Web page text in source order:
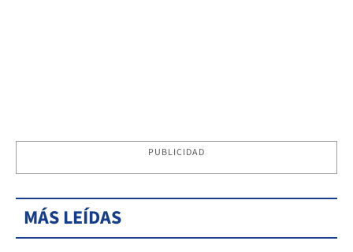
PUBLICIDAD
MÁS LEÍDAS